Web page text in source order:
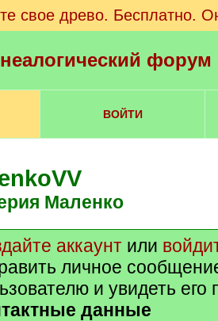
свое древо. Бесплатно.
ВОЙТИ
Маленко
аккаунт или
личное
и увидеть его
данные